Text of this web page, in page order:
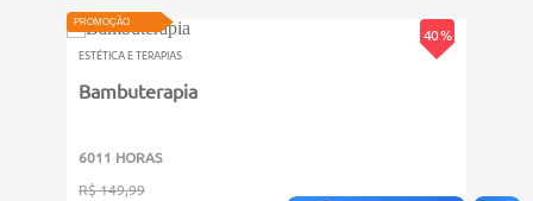
40 %
PROMOÇÃO
ESTÉTICA E TERAPIAS
Bambuterapia
6011 HORAS
R$ 149,99